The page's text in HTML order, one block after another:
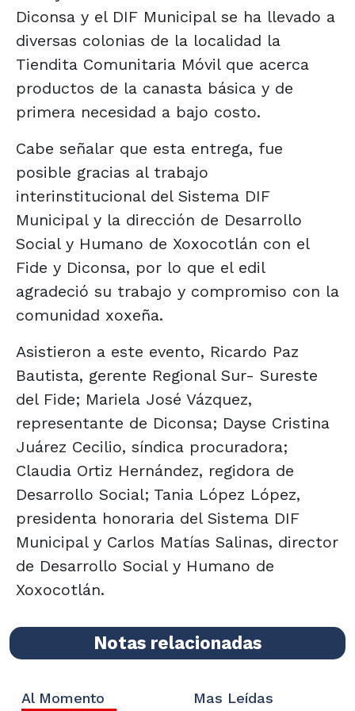
Diconsa y el DIF Municipal se ha llevado a
diversas colonias de la localidad la
Tiendita Comunitaria Móvil que acerca
productos de la canasta básica y de
primera necesidad a bajo costo.
Cabe señalar que esta entrega, fue
posible gracias al trabajo
interinstitucional del Sistema DIF
Municipal y la dirección de Desarrollo
Social y Humano de Xoxocotlán con el
Fide y Diconsa, por lo que el edil
agradeció su trabajo y compromiso con la
comunidad xoxeña.
Asistieron a este evento, Ricardo Paz
Bautista, gerente Regional Sur- Sureste
del Fide; Mariela José Vázquez,
representante de Diconsa; Dayse Cristina
Juárez Cecilio, síndica procuradora;
Claudia Ortiz Hernández, regidora de
Desarrollo Social; Tania López López,
presidenta honoraria del Sistema DIF
Municipal y Carlos Matías Salinas, director
de Desarrollo Social y Humano de
Xoxocotlán.
Notas relacionadas
Al Momento Mas Leídas